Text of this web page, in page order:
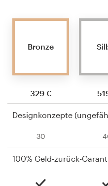
Bronze
329 €
Designkonzepte
30
100% Geld-zurück-